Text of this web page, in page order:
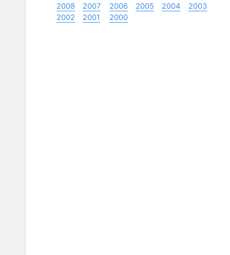
2008
2007 2006 2005 2004
2003
2002
2001 2000